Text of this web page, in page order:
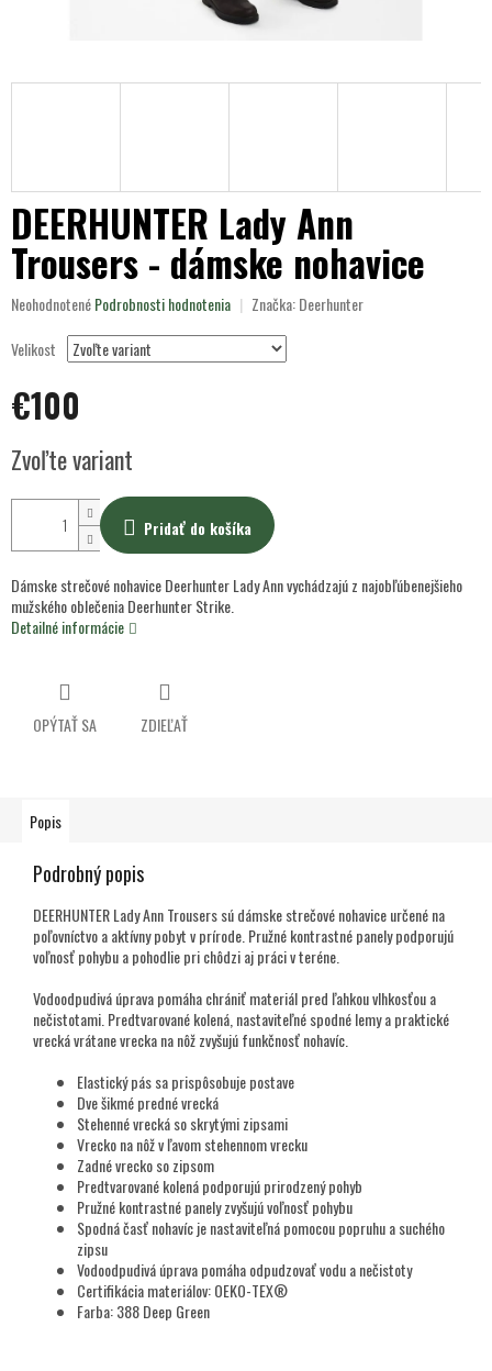
DEERHUNTER Lady Ann
Trousers - dámske nohavice
Priemerné
produktu
z
hviezdičiek.
NeohodnotenéPodrobnosti hodnotenia Značka:Deerhunter
Velikost
€100
cena:
Zvoľte variant
Pridať do košíka
Dámske strečové nohavice Deerhunter Lady Ann vychádzajú z najobľúbenejšieho
mužského oblečenia Deerhunter Strike.
Detailné informácie
OPÝTAŤ SA ZDIEĽAŤ
Popis
Podrobný popis
DEERHUNTER Lady Ann Trousers sú dámske strečové nohavice určené na
poľovníctvo a aktívny pobyt v prírode. Pružné kontrastné panely podporujú
voľnosť pohybu a pohodlie pri chôdzi aj práci v teréne.
Vodoodpudivá úprava pomáha chrániť materiál pred ľahkou vlhkosťou a
nečistotami. Predtvarované kolená, nastaviteľné spodné lemy a praktické
vrecká vrátane vrecka na nôž zvyšujú funkčnosť nohavíc.
Elastický pás sa prispôsobuje postave
Dve šikmé predné vrecká
Stehenné vrecká so skrytými zipsami
Vrecko na nôž v ľavom stehennom vrecku
Zadné vrecko so zipsom
Predtvarované kolená podporujú prirodzený pohyb
Pružné kontrastné panely zvyšujú voľnosť pohybu
Spodná časť nohavíc je nastaviteľná pomocou popruhu a suchého
zipsu
Vodoodpudivá úprava pomáha odpudzovať vodu a nečistoty
Certifikácia materiálov: OEKO-TEX®
Farba: 388 Deep Green